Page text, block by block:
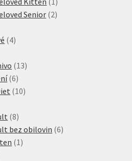
produkt
Senior 22
44
1313
66
produktů
1010
88
produktů
bez obilovin 66
1 1